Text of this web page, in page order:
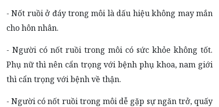
- Nốt ruồi ở đáy trong môi là dấu hiệu không may mắn
cho hôn nhân.
- Người có nốt ruồi trong môi có sức khỏe không tốt.
Phụ nữ thì nên cẩn trọng với bệnh phụ khoa, nam giới
thì cẩn trọng với bệnh về thận.
- Người có nốt ruồi trong môi dễ gặp sự ngăn trở, quấy